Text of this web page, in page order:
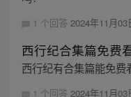
1 个回答 2024年11月03
西行纪合集篇免费
西行纪有合集篇能免费
1 个回答 2024年11月03